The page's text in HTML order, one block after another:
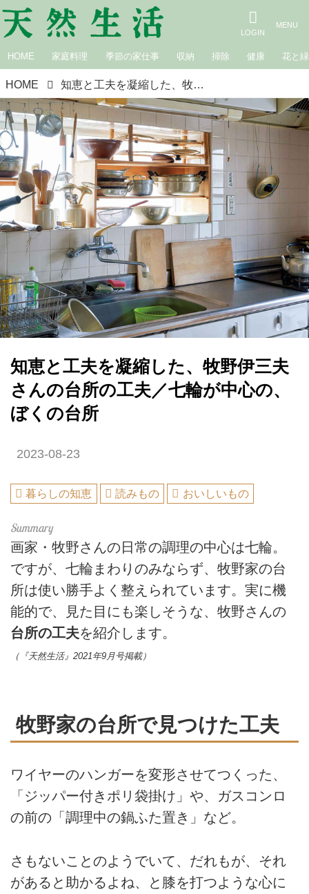
HOME 家庭料理 季節の家仕事 収納 掃除 健康 花と緑
HOME 知恵と工夫を凝縮した、牧野伊三夫さんの台所の工夫／七輪が中心の、ぼくの台所
知恵と工夫を凝縮した、牧野伊三夫
さんの台所の工夫／七輪が中心の、
ぼくの台所
2023-08-23
暮らしの知恵 読みもの おいしいもの
画家・牧野さんの日常の調理の中心は七輪。
ですが、七輪まわりのみならず、牧野家の台
所は使い勝手よく整えられています。実に機
能的で、見た目にも楽しそうな、牧野さんの
台所の工夫を紹介します。
（『天然生活』2021年9月号掲載）
牧野家の台所で見つけた工夫
ワイヤーのハンガーを変形させてつくった、
「ジッパー付きポリ袋掛け」や、ガスコンロ
の前の「調理中の鍋ふた置き」など。
さもないことのようでいて、だれもが、それ
があると助かるよね、と膝を打つような心に